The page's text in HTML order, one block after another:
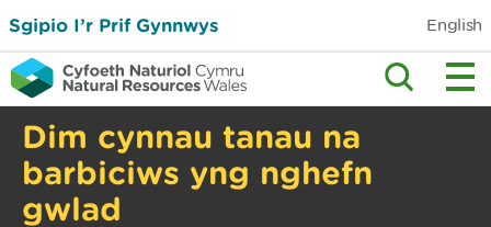
Sgipio I’r Prif Gynnwys English
Dim cynnau tanau na
barbiciws yng nghefn
gwlad